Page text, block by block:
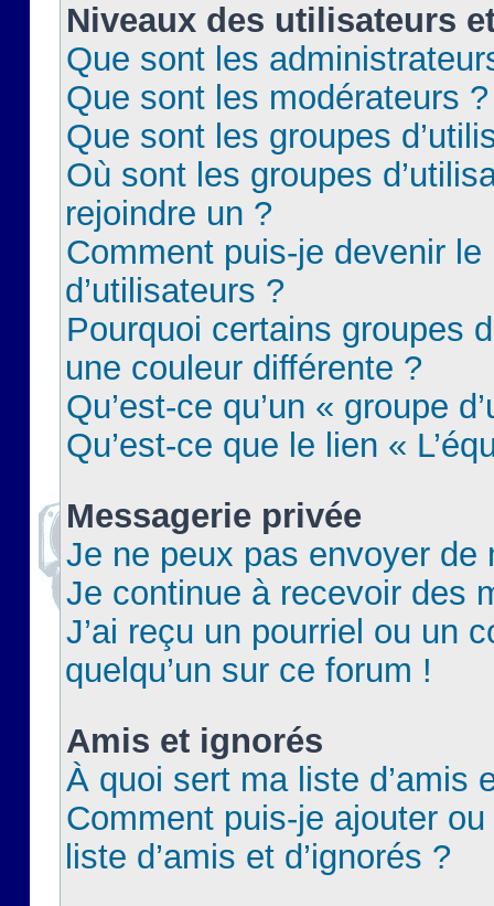
Niveaux des utilisateurs
Que sont les
Que sont les modérateurs ?
Que sont les groupes
Où sont les groupes
rejoindre un ?
Comment puis-je devenir le
d’utilisateurs ?
Pourquoi certains groupes
une couleur différente ?
Qu’est-ce qu’un « groupe
Qu’est-ce que le lien «
Messagerie privée
Je ne peux pas envoyer de
Je continue à recevoir des
J’ai reçu un pourriel ou un
quelqu’un sur ce forum !
Amis et ignorés
À quoi sert ma liste d’amis
Comment puis-je ajouter
liste d’amis et d’ignorés ?